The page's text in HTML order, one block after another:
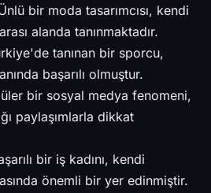
bir moda tasarımcısı, kendi
alanda tanınmaktadır.
tanınan bir sporcu,
başarılı olmuştur.
bir sosyal medya fenomeni,
paylaşımlarla dikkat
bir iş kadını, kendi
önemli bir yer edinmiştir.